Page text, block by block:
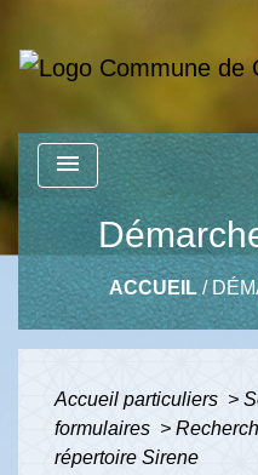
menu
ACCUEIL/
Accueil particuliers >
formulaires >
répertoire Sirene